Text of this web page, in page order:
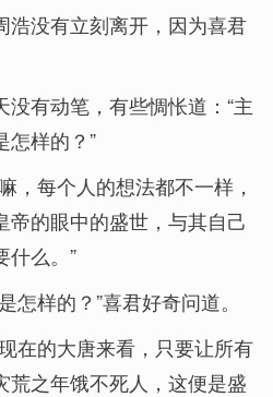
浩没有立刻离开，因为喜君
有动笔，有些惆怅道：“主
怎样的？”
，每个人的想法都不一样，
的眼中的盛世，与其自己
什么。”
怎样的？”喜君好奇问道。
在的大唐来看，只要让所有
荒之年饿不死人，这便是盛